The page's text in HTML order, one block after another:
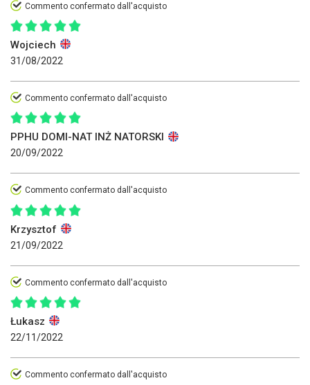
Commento confermato dall'acquisto
Wojciech
31/08/2022
Commento confermato dall'acquisto
PPHU DOMI-NAT INŻ NATORSKI
20/09/2022
Commento confermato dall'acquisto
Krzysztof
21/09/2022
Commento confermato dall'acquisto
Łukasz
22/11/2022
Commento confermato dall'acquisto